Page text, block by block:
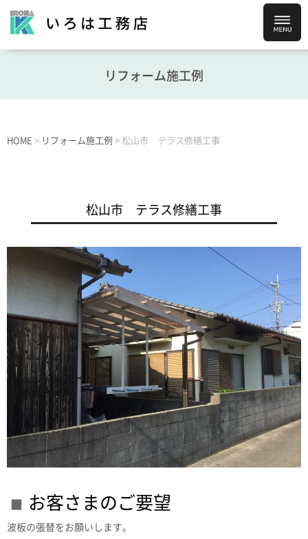
リフォーム施工例
HOME > リフォーム施工例 > 松山市 テラス修繕工事
松山市 テラス修繕工事
お客さまのご要望
波板の張替をお願いします。